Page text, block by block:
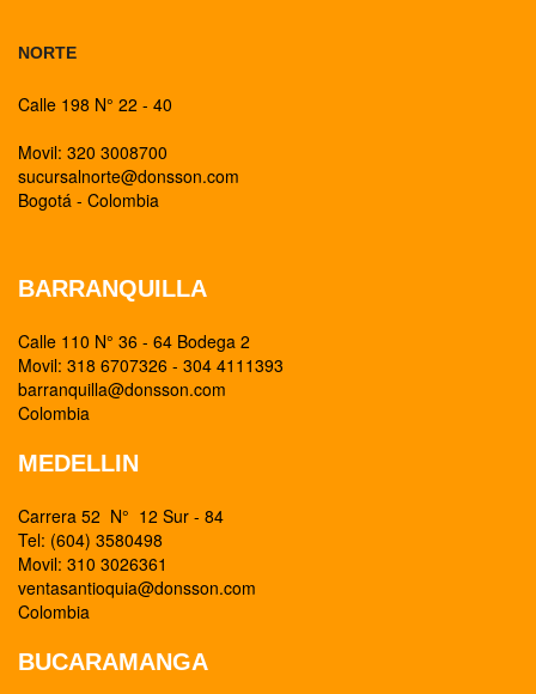
NORTE
Calle 198 N° 22 - 40
Movil: 320 3008700
sucursalnorte@donsson.com
Bogotá - Colombia
BARRANQUILLA
Calle 110 N° 36 - 64 Bodega 2
Movil: 318 6707326 - 304 4111393
barranquilla@donsson.com
Colombia
MEDELLIN
Carrera 52 N° 12 Sur - 84
Tel: (604) 3580498
Movil: 310 3026361
ventasantioquia@donsson.com
Colombia
BUCARAMANGA